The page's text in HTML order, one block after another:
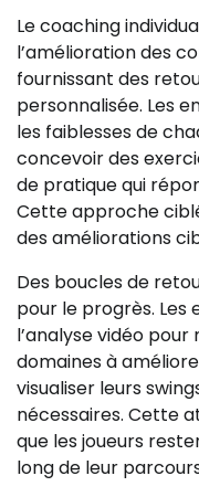
Le coaching
l’amélioration des
fournissant des
personnalisée. Les
les faiblesses de
concevoir des
de pratique qui
Cette approche
des améliorations
Des boucles de
pour le progrès. Les
l’analyse vidéo
domaines à
visualiser leurs
nécessaires. Cette
que les joueurs
long de leur